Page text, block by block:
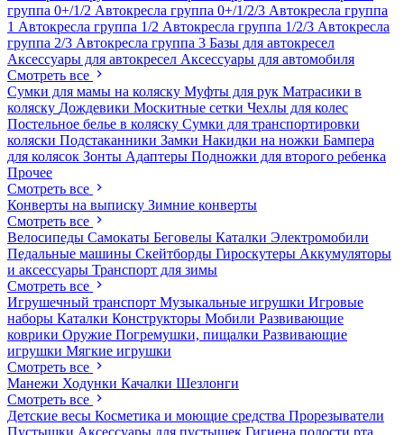
группа 0+/1/2 Автокресла группа 0+/1/2/3 Автокресла группа
1 Автокресла группа 1/2 Автокресла группа 1/2/3 Автокресла
группа 2/3 Автокресла группа 3 Базы для автокресел
Аксессуары для автокресел Аксессуары для автомобиля
Смотреть все
Сумки для мамы на коляску Муфты для рук Матрасики в
коляску Дождевики Москитные сетки Чехлы для колес
Постельное белье в коляску Сумки для транспортировки
коляски Подстаканники Замки Накидки на ножки Бампера
для колясок Зонты Адаптеры Подножки для второго ребенка
Прочее
Смотреть все
Конверты на выписку Зимние конверты
Смотреть все
Велосипеды Самокаты Беговелы Каталки Электромобили
Педальные машины Скейтборды Гироскутеры Аккумуляторы
и аксессуары Транспорт для зимы
Смотреть все
Игрушечный транспорт Музыкальные игрушки Игровые
наборы Каталки Конструкторы Мобили Развивающие
коврики Оружие Погремушки, пищалки Развивающие
игрушки Мягкие игрушки
Смотреть все
Манежи Ходунки Качалки Шезлонги
Смотреть все
Детские весы Косметика и моющие средства Прорезыватели
Пустышки Аксессуары для пустышек Гигиена полости рта